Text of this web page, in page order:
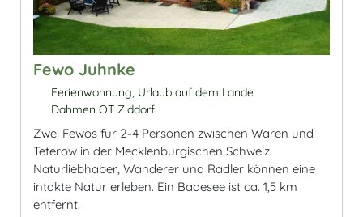
Fewo Juhnke
Ferienwohnung, Urlaub auf dem Lande
Dahmen OT Ziddorf
Zwei Fewos für 2-4 Personen zwischen Waren und
Teterow in der Mecklenburgischen Schweiz.
Naturliebhaber, Wanderer und Radler können eine
intakte Natur erleben. Ein Badesee ist ca. 1,5 km
entfernt.